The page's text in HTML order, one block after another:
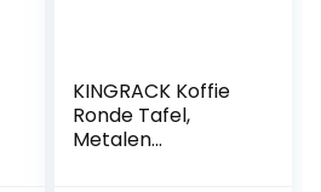
KINGRACK Koffie
Ronde Tafel,
Metalen